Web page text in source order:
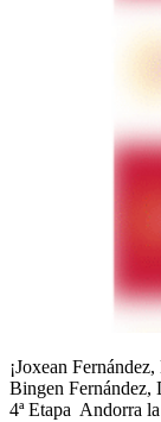
¡Joxean
Bingen Fernández,
4ª Etapa Andorra